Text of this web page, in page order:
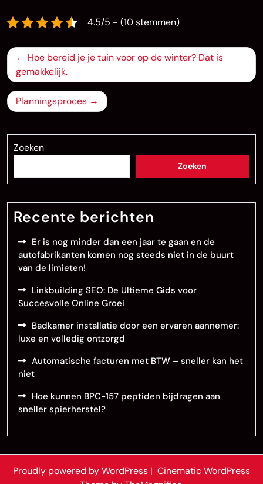
4.5/5 - (10 stemmen)
Bericht
navigatie
Hoe bereid je je tuin voor op de winter? Dat is
gemakkelijk.
Planningsproces
Zoeken
Zoeken
Recente berichten
Er is nog minder dan een jaar te gaan en de
autofabrikanten komen nog steeds niet in de buurt
van de limieten!
Linkbuilding SEO: De Ultieme Gids voor
Succesvolle Online Groei
Badkamer installatie door een ervaren aannemer:
luxe en volledig ontzorgd
Automatische facturen met BTW – sneller kan het
niet
Hoe kunnen BPC-157 peptiden bijdragen aan
sneller spierherstel?
Proudly powered by WordPress | Cinematic WordPress